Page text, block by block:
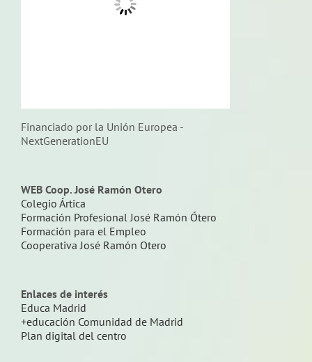
Financiado por la Unión Europea -
NextGenerationEU
WEB Coop. José Ramón Otero
Colegio Ártica
Formación Profesional José Ramón Ótero
Formación para el Empleo
Cooperativa José Ramón Otero
Enlaces de interés
Educa Madrid
+educación Comunidad de Madrid
Plan digital del centro